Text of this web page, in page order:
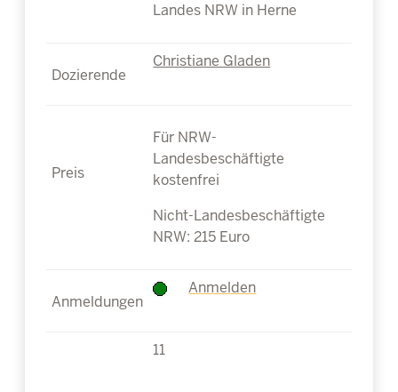
Landes NRW in Herne
Christiane Gladen
Für NRW-
Landesbeschäftigte
kostenfrei
Nicht-Landesbeschäftigte
NRW: 215 Euro
Anmelden
11